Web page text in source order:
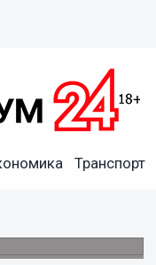
Транспорт